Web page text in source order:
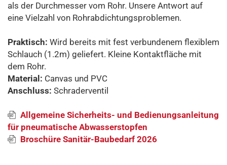
als der Durchmesser vom Rohr. Unsere Antwort auf
eine Vielzahl von Rohrabdichtungsproblemen.
Praktisch: Wird bereits mit fest verbundenem flexiblem
Schlauch (1.2m) geliefert. Kleine Kontaktfläche mit
dem Rohr.
Material: Canvas und PVC
Anschluss: Schraderventil
Allgemeine Sicherheits- und Bedienungsanleitung
für pneumatische Abwasserstopfen
Broschüre Sanitär-Baubedarf 2026